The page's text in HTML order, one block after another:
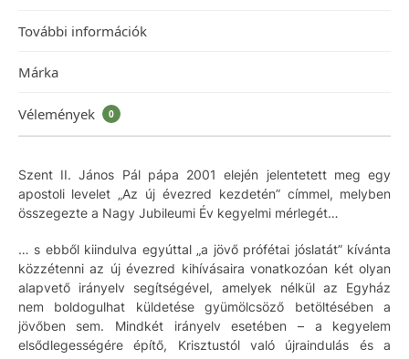
További információk
Márka
Vélemények 0
Szent II. János Pál pápa 2001 elején jelentetett meg egy
apostoli levelet „Az új évezred kezdetén” címmel, melyben
összegezte a Nagy Jubileumi Év kegyelmi mérlegét…
… s ebből kiindulva egyúttal „a jövő prófétai jóslatát” kívánta
közzétenni az új évezred kihívásaira vonatkozóan két olyan
alapvető irányelv segítségével, amelyek nélkül az Egyház
nem boldogulhat küldetése gyümölcsöző betöltésében a
jövőben sem. Mindkét irányelv esetében – a kegyelem
elsődlegességére építő, Krisztustól való újraindulás és a